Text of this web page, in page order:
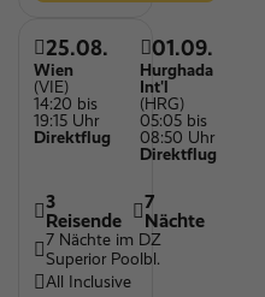
25.08.
Wien
(VIE)
14:20 bis
19:15 Uhr
Direktflug
01.09.
Hurghada
Int'l
(HRG)
05:05 bis
08:50 Uhr
Direktflug
3
Reisende
7
Nächte
7 Nächte im DZ
Superior Poolbl.
All Inclusive